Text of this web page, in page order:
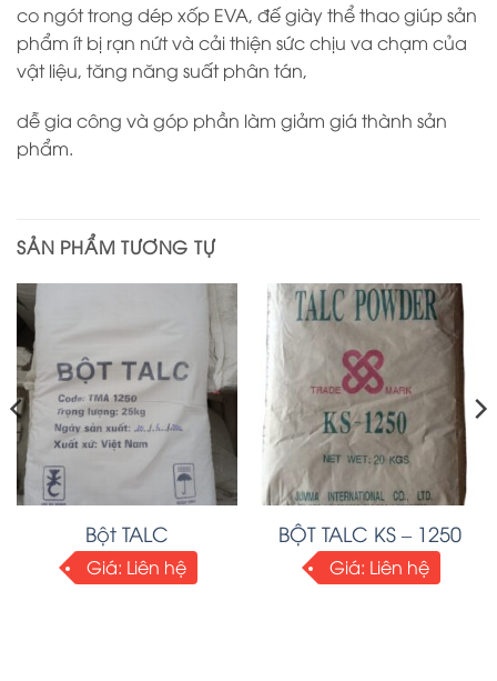
co ngót trong dép xốp EVA, đế giày thể thao giúp sản
phẩm ít bị rạn nứt và cải thiện sức chịu va chạm của
vật liệu, tăng năng suất phân tán,
dễ gia công và góp phần làm giảm giá thành sản
phẩm.
SẢN PHẨM TƯƠNG TỰ
Bột TALC
Giá: Liên hệ
BỘT TALC KS – 1250
Giá: Liên hệ